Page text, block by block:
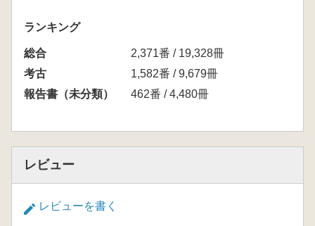
ランキング
総合
2,371番 / 19,328冊
考古
1,582番 / 9,679冊
報告書（未分類）
462番 / 4,480冊
レビュー
レビューを書く